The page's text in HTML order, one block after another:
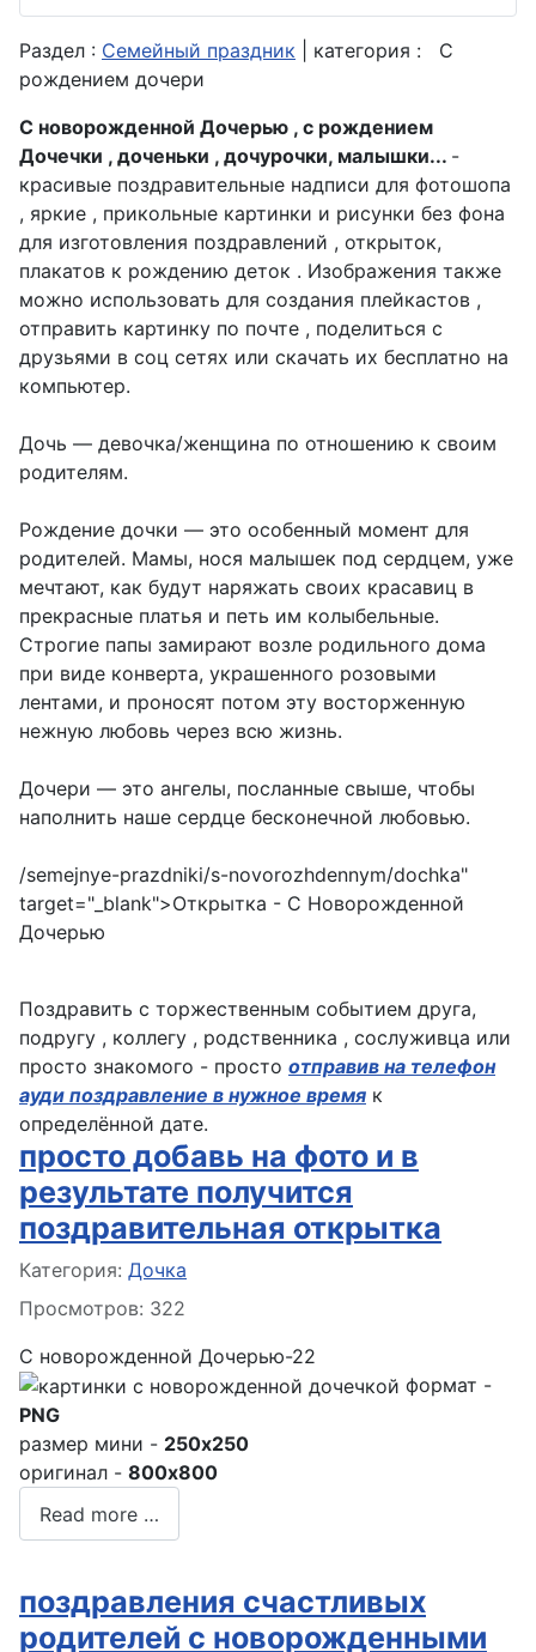
Раздел : Семейный праздник | категория : С
рождением дочери
С новорожденной Дочерью , с рождением
Дочечки , доченьки , дочурочки, малышки... -
красивые поздравительные надписи для фотошопа
, яркие , прикольные картинки и рисунки без фона
для изготовления поздравлений , открыток,
плакатов к рождению деток . Изображения также
можно использовать для создания плейкастов ,
отправить картинку по почте , поделиться с
друзьями в соц сетях или скачать их бесплатно на
компьютер.
Дочь — девочка/женщина по отношению к своим
родителям.
Рождение дочки — это особенный момент для
родителей. Мамы, нося малышек под сердцем, уже
мечтают, как будут наряжать своих красавиц в
прекрасные платья и петь им колыбельные.
Строгие папы замирают возле родильного дома
при виде конверта, украшенного розовыми
лентами, и проносят потом эту восторженную
нежную любовь через всю жизнь.
Дочери — это ангелы, посланные свыше, чтобы
наполнить наше сердце бесконечной любовью.
/semejnye-prazdniki/s-novorozhdennym/dochka"
target="_blank">Открытка - С Новорожденной
Дочерью
Поздравить с торжественным событием друга,
подругу , коллегу , родственника , сослуживца или
просто знакомого - просто отправив на телефон
ауди поздравление в нужное время к
определённой дате.
просто добавь на фото и в
результате получится
поздравительная открытка
Информация о материале
Категория: Дочка
Просмотров: 322
С новорожденной Дочерью-22
формат -
PNG
размер мини - 250x250
оригинал - 800x800
Read more …
поздравления счастливых
родителей с новорожденными